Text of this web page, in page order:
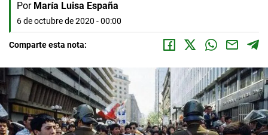
Por María Luisa España
6 de octubre de 2020 - 00:00
Comparte esta nota: